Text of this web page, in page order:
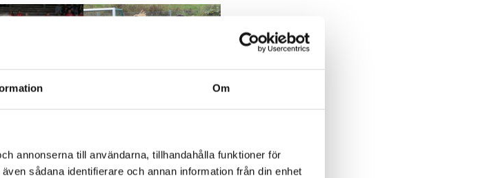
Om
annonserna till användarna, tillhandahålla funktioner för
sådana identifierare och annan information från din enhet
Landvetter IF